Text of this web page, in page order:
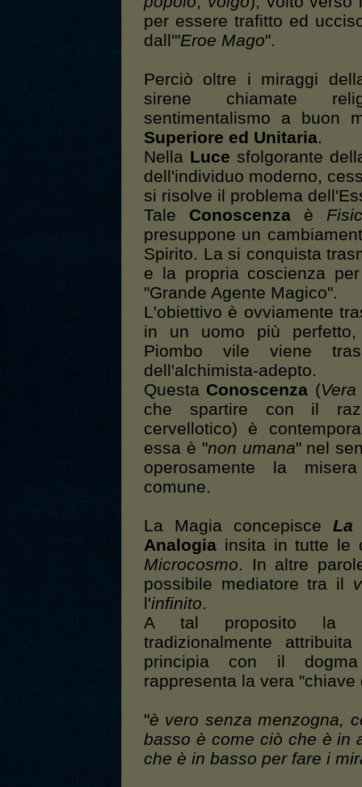
per essere trafitto ed
dall'"Eroe Mago".
Perciò oltre i miraggi
sirene chiamate
sentimentalismo a buon
Superiore ed Unitaria.
Nella Luce sfolgorante
dell'individuo moderno,
si risolve il problema
Tale Conoscenza è
presuppone un
Spirito. La si conquista
e la propria coscienza
"Grande Agente Magico".
L'obiettivo è ovviamente
in un uomo più
Piombo vile viene
dell'alchimista-adepto.
Questa Conoscenza (Vera
che spartire con il
cervellotico) è
essa è "non umana" nel
operosamente la
comune.
La Magia concepisceLa
Analogia insita in tutte le
Microcosmo. In altre
possibile mediatore tra il
l'infinito.
A tal proposito la
tradizionalmente
principia con il dogma
rappresenta la vera
"è vero senza menzogna,
basso è come ciò che è in
che è in basso per fare i